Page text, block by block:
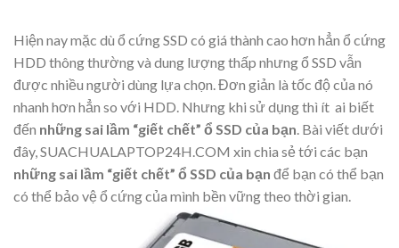
Hiện nay mặc dù ổ cứng SSD có giá thành cao hơn hẳn ổ cứng
HDD thông thường và dung lượng thấp nhưng ổ SSD vẫn
được nhiều người dùng lựa chọn. Đơn giản là tốc độ của nó
nhanh hơn hẳn so với HDD. Nhưng khi sử dụng thì ít ai biết
đến những sai lầm “giết chết” ổ SSD của bạn. Bài viết dưới
đây, SUACHUALAPTOP24H.COM xin chia sẻ tới các bạn
những sai lầm “giết chết” ổ SSD của bạn để bạn có thể bạn
có thể bảo vệ ổ cứng của mình bền vững theo thời gian.